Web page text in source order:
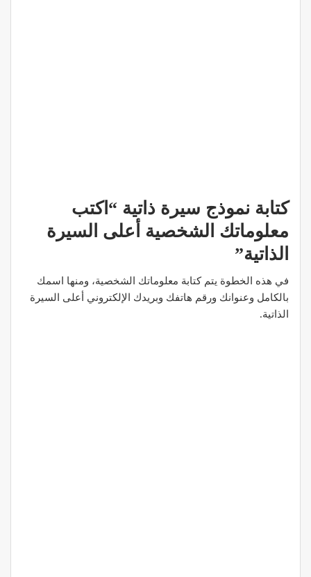
كتابة نموذج سيرة ذاتية “اكتب
معلوماتك الشخصية أعلى السيرة
الذاتية”
في هذه الخطوة يتم كتابة معلوماتك الشخصية، ومنها اسمك
بالكامل وعنوانك ورقم هاتفك وبريدك الإلكتروني أعلى السيرة
الذاتية.